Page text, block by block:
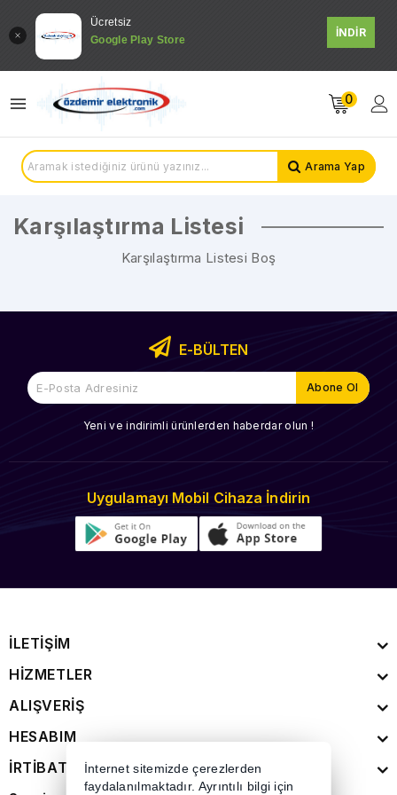
Ücretsiz
Google Play Store
İNDİR
0
Arama Yap
Karşılaştırma Listesi
Karşılaştırma Listesi Boş
E-BÜLTEN
Yeni ve indirimli ürünlerden haberdar olun !
Uygulamayı Mobil Cihaza İndirin
İLETİŞİM
HİZMETLER
ALIŞVERİŞ
HESABIM
İRTİBAT
İnternet sitemizde çerezlerden
faydalanılmaktadır. Ayrıntılı bilgi için